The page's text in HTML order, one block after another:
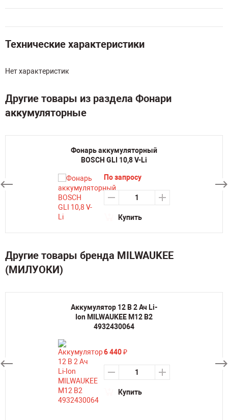
Технические характеристики
Нет характеристик
Другие товары из раздела Фонари
аккумуляторные
Фонарь аккумуляторный
BOSCH GLI 10,8 V-Li
По запросу
Купить
Другие товары бренда MILWAUKEE
(МИЛУОКИ)
Аккумулятор 12 В 2 Ач Li-
Ion MILWAUKEE M12 B2
4932430064
6 440₽
Купить